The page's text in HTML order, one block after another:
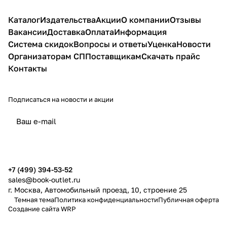
КаталогИздательстваАкцииО компанииОтзывы
ВакансииДоставкаОплатаИнформация
Система скидокВопросы и ответыУценкаНовости
Организаторам СППоставщикамСкачать прайс
Контакты
Подписаться на новости и акции
+7 (499) 394-53-52
sales@book-outlet.ru
г. Москва, Автомобильный проезд, 10, строение 25
Темная темаПолитика конфиденциальностиПубличная оферта
Создание сайтаWRP